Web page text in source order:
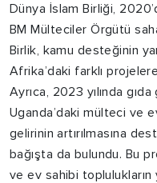
Dünya İslam Birliği,
BM Mülteciler Örgütü
Birlik, kamu desteğinin
Afrika’daki farklı
Ayrıca, 2023 yılında
Uganda’daki mülteci ve
gelirinin artırılmasına
bağışta da bulundu. Bu
ve ev sahibi toplulukların